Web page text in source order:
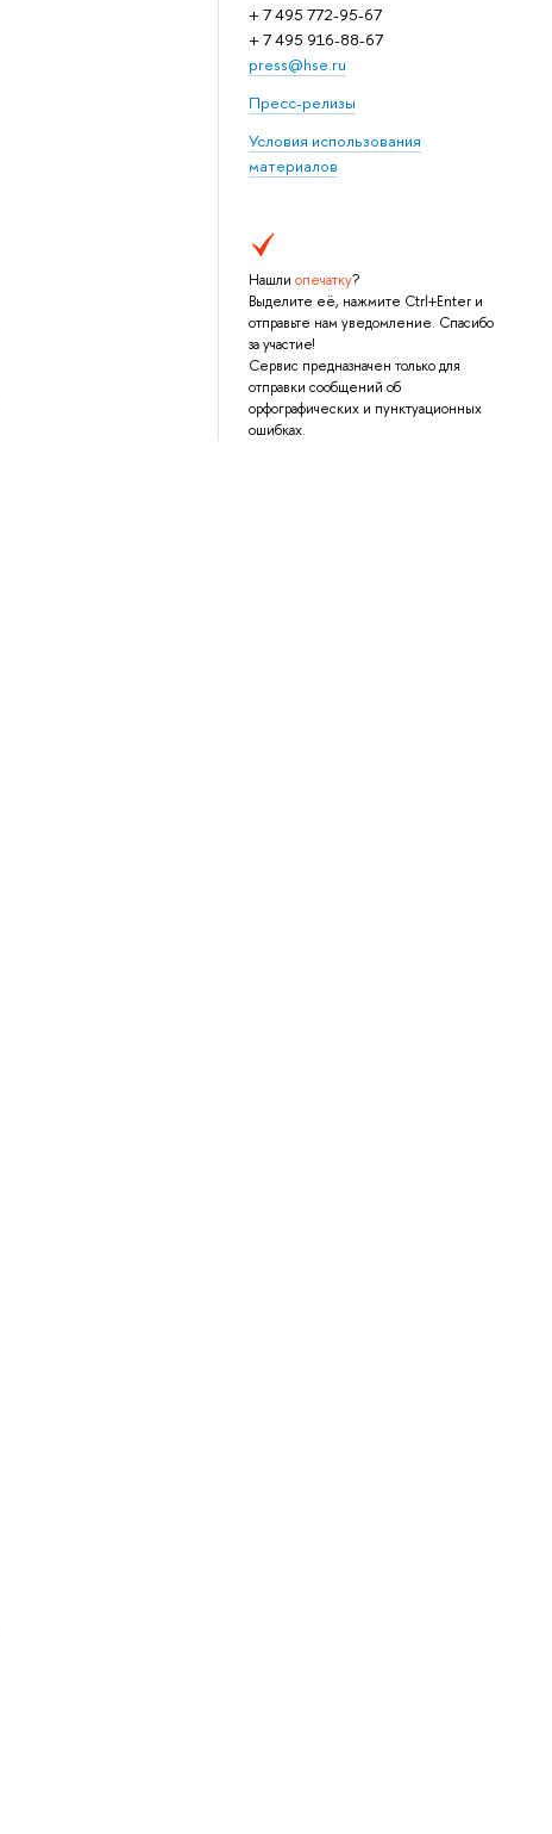
+ 7 495 772-95-67
+ 7 495 916-88-67
press@hse.ru
Пресс-релизы
Условия использования
материалов
Нашли опечатку?
Выделите её, нажмите Ctrl+Enter и
отправьте нам уведомление. Спасибо
за участие!
Сервис предназначен только для
отправки сообщений об
орфографических и пунктуационных
ошибках.